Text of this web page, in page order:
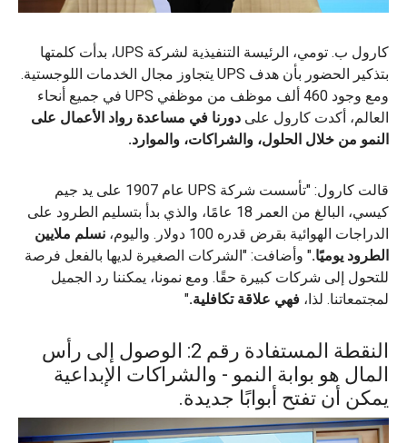
كارول ب. تومي، الرئيسة التنفيذية لشركة UPS، بدأت كلمتها
بتذكير الحضور بأن هدف UPS يتجاوز مجال الخدمات اللوجستية.
ومع وجود 460 ألف موظف من موظفي UPS في جميع أنحاء
العالم، أكدت كارول على دورنا في مساعدة رواد الأعمال على
النمو من خلال الحلول، والشراكات، والموارد.
قالت كارول: "تأسست شركة UPS عام 1907 على يد جيم
كيسي، البالغ من العمر 18 عامًا، والذي بدأ بتسليم الطرود على
الدراجات الهوائية بقرض قدره 100 دولار. واليوم،
نسلم ملايين
الطرود يوميًا." وأضافت: "الشركات الصغيرة لديها بالفعل فرصة
للتحول إلى شركات كبيرة حقًا. ومع نمونا، يمكننا رد الجميل
لمجتمعاتنا. لذا، فهي علاقة تكافلية."
النقطة المستفادة رقم 2: الوصول إلى رأس
المال هو بوابة النمو - والشراكات الإبداعية
يمكن أن تفتح أبوابًا جديدة.